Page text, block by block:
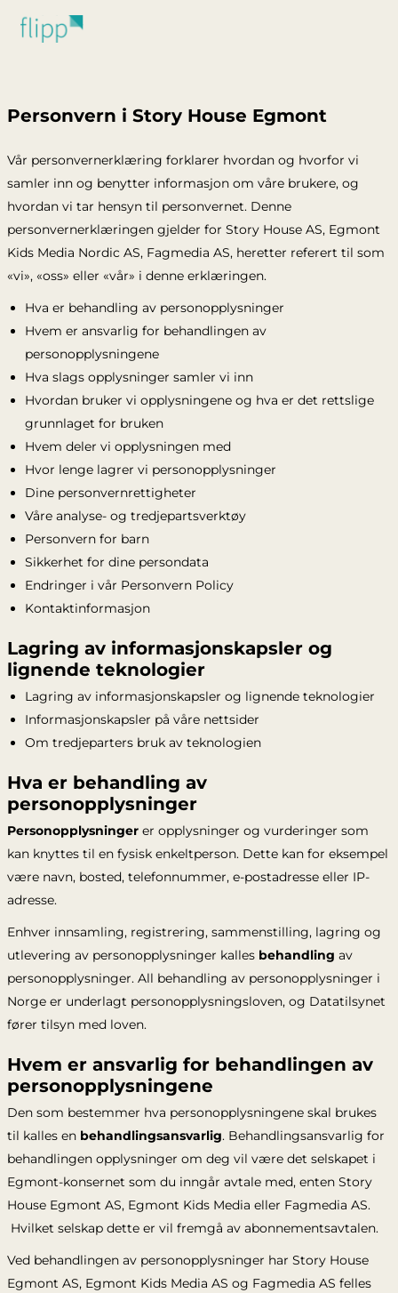
Personvern i Story House Egmont
Vår personvernerklæring forklarer hvordan og hvorfor vi
samler inn og benytter informasjon om våre brukere, og
hvordan vi tar hensyn til personvernet. Denne
personvernerklæringen gjelder for Story House AS, Egmont
Kids Media Nordic AS, Fagmedia AS, heretter referert til som
«vi», «oss» eller «vår» i denne erklæringen.
Hva er behandling av personopplysninger
Hvem er ansvarlig for behandlingen av
personopplysningene
Hva slags opplysninger samler vi inn
Hvordan bruker vi opplysningene og hva er det rettslige
grunnlaget for bruken
Hvem deler vi opplysningen med
Hvor lenge lagrer vi personopplysninger
Dine personvernrettigheter
Våre analyse- og tredjepartsverktøy
Personvern for barn
Sikkerhet for dine persondata
Endringer i vår Personvern Policy
Kontaktinformasjon
Lagring av informasjonskapsler og
lignende teknologier
Lagring av informasjonskapsler og lignende teknologier
Informasjonskapsler på våre nettsider
Om tredjeparters bruk av teknologien
Hva er behandling av
personopplysninger
Personopplysningerer opplysninger og vurderinger som
kan knyttes til en fysisk enkeltperson. Dette kan for eksempel
være navn, bosted, telefonnummer, e-postadresse eller IP-
adresse.
Enhver innsamling, registrering, sammenstilling, lagring og
utlevering av personopplysninger kalles behandling av
personopplysninger. All behandling av personopplysninger i
Norge er underlagt personopplysningsloven, og Datatilsynet
fører tilsyn med loven.
Hvem er ansvarlig for behandlingen av
personopplysningene
Den som bestemmer hva personopplysningene skal brukes
til kalles en behandlingsansvarlig. Behandlingsansvarlig for
behandlingen opplysninger om deg vil være det selskapet i
Egmont-konsernet som du inngår avtale med, enten Story
House Egmont AS, Egmont Kids Media eller Fagmedia AS.
Hvilket selskap dette er vil fremgå av abonnementsavtalen.
Ved behandlingen av personopplysninger har Story House
Egmont AS, Egmont Kids Media AS og Fagmedia AS felles